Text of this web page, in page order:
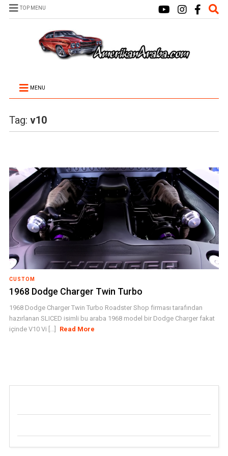
TOP MENU
MENU
Tag: v10
CUSTOM
1968 Dodge Charger Twin Turbo
1968 Dodge Charger Twin Turbo Roadster Shop firması tarafından
hazırlanan SLICED isimli bu araba 1968 model bir Dodge Charger fakat
içinde V10 Vi [...]
Read More